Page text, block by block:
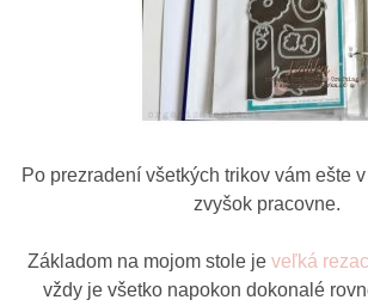
Po prezradení všetkých trikov vám ešte
zvyšok pracovne.
Základom na mojom stole jeveľká
vždy je všetko napokon dokonalé